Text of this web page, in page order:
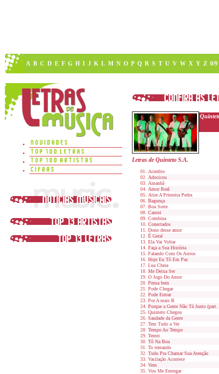
A B C D E F G H I J K L M N O P Q R S T U V W X Y Z 0/9
Letras de Quinteto S.A.
Acredito
Adocicou
Amanhã
Amor Real
Atire A Primeira Pedra
Bagunça
Boa Sorte
Cansei
Combina
Conectados
Dono desse amor
É Geral
Ela Vai Voltar
Faça a Sua História
Falando Com Os Astros
Hoje Eu Tô Em Paz
Lua Cheia
Me Deixa Ser
O Jogo Do Amor
Pensa bem
Pode Chegar
Pode Entrar
Por A mais B
Porque a Gente Não Tá Junto (part.
Quinteto Chegou
Saudade da Gente
Tem Tudo a Ver
Tempo Ao Tempo
Tentei
Tô Na Boa
To tentando
Tudo Pra Chamar Sua Atenção
Vacilação Acontece
Vem
Vou Me Entregar